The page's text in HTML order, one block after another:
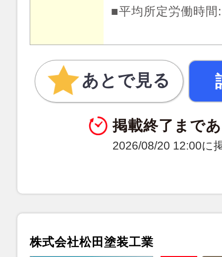
■平均所定労働時間
あとで見る
掲載終了まで
2026/08/20 12:00に
株式会社松田塗装工業